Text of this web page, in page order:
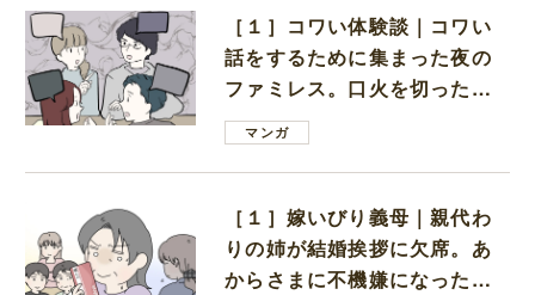
［１］コワい体験談｜コワい
話をするために集まった夜の
ファミレス。口火を切ったの
は電車好きの男の子ママ
マンガ
［１］嫁いびり義母｜親代わ
りの姉が結婚挨拶に欠席。あ
からさまに不機嫌になった義